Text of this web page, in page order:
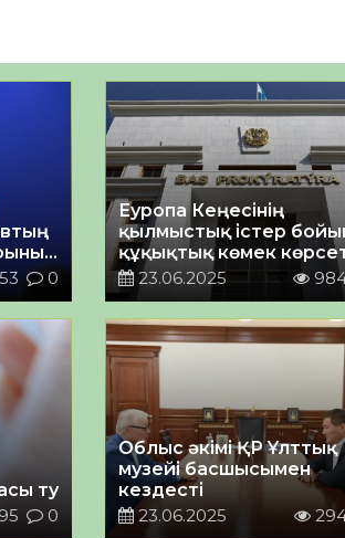
0
Еуропа Кеңесінің
қылмыстық істер
құқықтық көмек
туралы Конвенциясына
қосылуға шақыру туралы
23.06.2025
туралы
0
Облыс әкімі ҚР Ұлттық
музейі басшысымен
кездесті
23.06.2025